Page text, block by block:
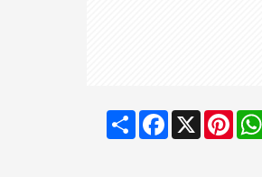
ShareFacebook
X